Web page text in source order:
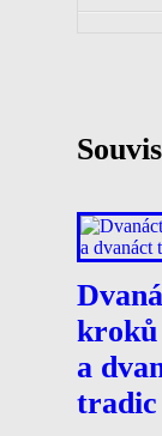
kroků
a
tradic